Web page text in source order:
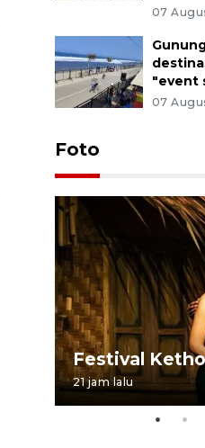
07
"event
07
Foto
Festival
21 jam lalu